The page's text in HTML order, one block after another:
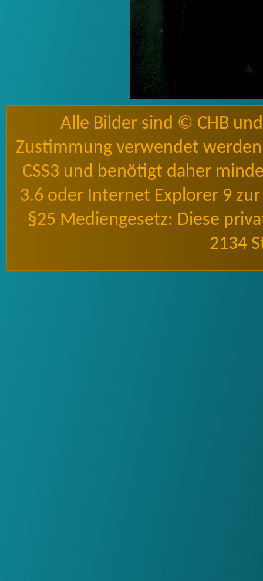
Alle Bilder sind © CHB
Zustimmung verwendet
CSS3 und benötigt daher
3.6 oder Internet Explorer 9
§25 Mediengesetz: Diese
2134